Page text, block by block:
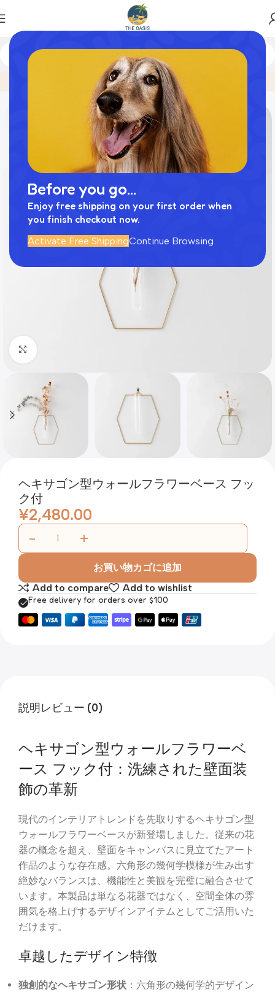
Before you go...
Enjoy free shipping on your first order when
you finish checkout now.
Activate Free ShippingContinue Browsing
Home ヘキサゴン型ウォールフラワーベース フック付
ヘキサゴン型ウォールフラワーベース フッ
ク付
¥2,480.00
お買い物カゴに追加
Add to compare
Add to wishlist
Free delivery for orders over $100
説明レビュー (0)
ヘキサゴン型ウォールフラワーベ
ース フック付：洗練された壁面装
飾の革新
現代のインテリアトレンドを先取りするヘキサゴン型
ウォールフラワーベースが新登場しました。従来の花
器の概念を超え、壁面をキャンバスに見立てたアート
作品のような存在感。六角形の幾何学模様が生み出す
絶妙なバランスは、機能性と美観を完璧に融合させて
います。本製品は単なる花器ではなく、空間全体の雰
囲気を格上げするデザインアイテムとしてご活用いた
だけます。
卓越したデザイン特徴
独創的なヘキサゴン形状 ：六角形の幾何学的デザイン